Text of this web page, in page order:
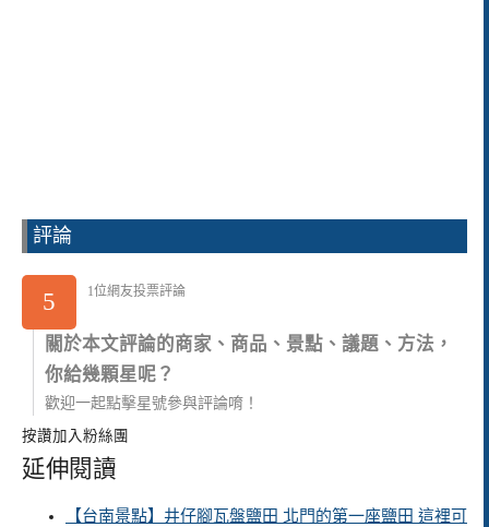
評論
5 1位網友投票評論
關於本文評論的商家、商品、景點、議題、方法，
你給幾顆星呢？
歡迎一起點擊星號參與評論唷！
按讚加入粉絲團
延伸閱讀
【台南景點】井仔腳瓦盤鹽田 北門的第一座鹽田 這裡可